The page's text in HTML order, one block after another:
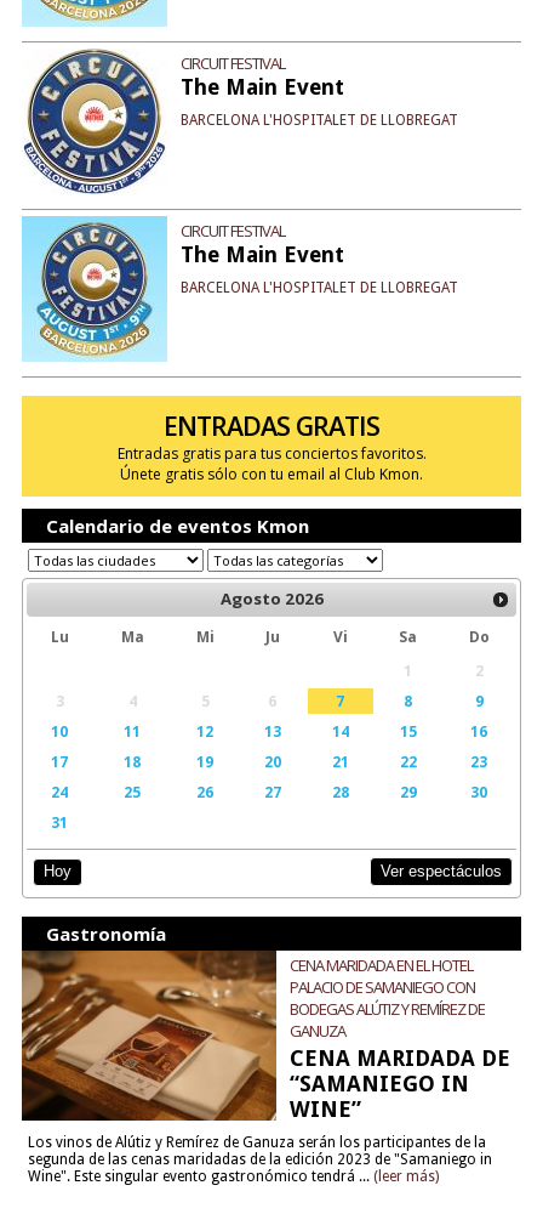
CIRCUIT FESTIVAL
The Main Event
BARCELONA L'HOSPITALET DE LLOBREGAT
CIRCUIT FESTIVAL
The Main Event
BARCELONA L'HOSPITALET DE LLOBREGAT
ENTRADAS GRATIS
Entradas gratis para tus conciertos favoritos.
Únete gratis sólo con tu email al Club Kmon.
Calendario de eventos Kmon
Agosto 2026
Lu Ma Mi Ju Vi Sa
Do
1
2
3
4 5 6 7 8
9
10
11 12 13 14 15
16
17
18 19 20 21 22
23
24
25 26 27 28 29
30
31
Hoy Ver espectáculos
Gastronomía
CENA MARIDADA EN EL HOTEL
PALACIO DE SAMANIEGO CON
BODEGAS ALÚTIZ Y REMÍREZ DE
GANUZA
CENA MARIDADA DE
“SAMANIEGO IN
WINE”
Los vinos de Alútiz y Remírez de Ganuza serán los participantes de la
segunda de las cenas maridadas de la edición 2023 de "Samaniego in
Wine". Este singular evento gastronómico tendrá ... (leer más)